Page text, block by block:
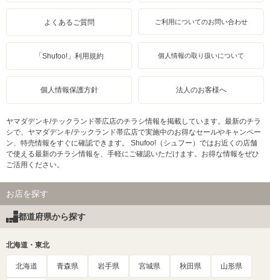
よくあるご質問 ご利用についてのお問い合わせ
「Shufoo!」利用規約 個人情報の取り扱いについて
個人情報保護方針 法人のお客様へ
ヤマダデンキ/テックランド帯広店のチラシ情報を掲載しています。最新のチラ
シで、ヤマダデンキ/テックランド帯広店で実施中のお得なセールやキャンペー
ン、特売情報をすぐに確認できます。 Shufoo!（シュフー）ではお近くの店舗
で使える最新のチラシ情報を、手軽にご確認いただけます。お得な情報をぜひ
ご活用ください。
お店を探す
都道府県から探す
北海道・東北
北海道 青森県 岩手県 宮城県 秋田県 山形県